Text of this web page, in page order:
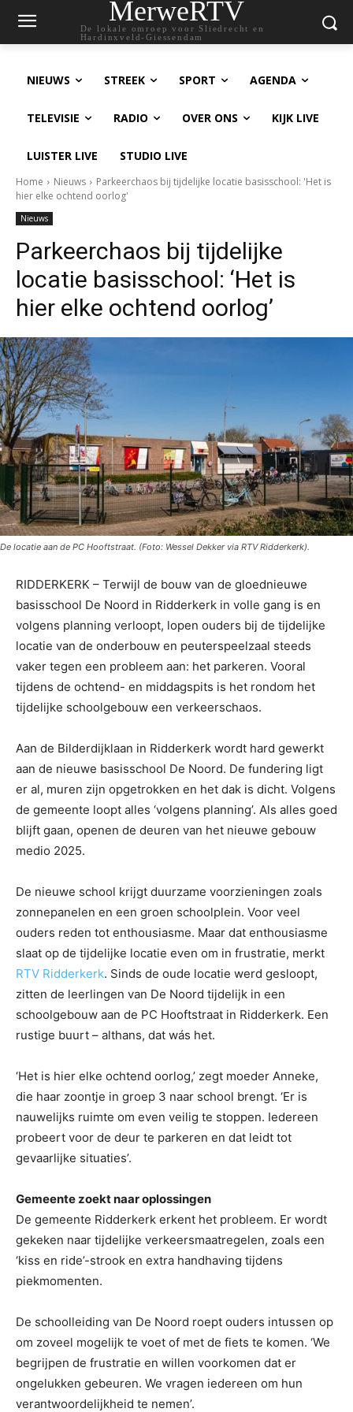
MerweRTV
De lokale omroep voor Sliedrecht en
Hardinxveld-Giessendam
NIEUWS STREEK SPORT AGENDA
TELEVISIE RADIO OVER ONS KIJK LIVE
LUISTER LIVE STUDIO LIVE
Home Nieuws
Parkeerchaos bij tijdelijke locatie basisschool: 'Het is
hier elke ochtend oorlog'
Nieuws
Parkeerchaos bij tijdelijke
locatie basisschool: ‘Het is
hier elke ochtend oorlog’
De locatie aan de PC Hooftstraat. (Foto: Wessel Dekker via RTV Ridderkerk).
RIDDERKERK – Terwijl de bouw van de gloednieuwe
basisschool De Noord in Ridderkerk in volle gang is en
volgens planning verloopt, lopen ouders bij de tijdelijke
locatie van de onderbouw en peuterspeelzaal steeds
vaker tegen een probleem aan: het parkeren. Vooral
tijdens de ochtend- en middagspits is het rondom het
tijdelijke schoolgebouw een verkeerschaos.
Aan de Bilderdijklaan in Ridderkerk wordt hard gewerkt
aan de nieuwe basisschool De Noord. De fundering ligt
er al, muren zijn opgetrokken en het dak is dicht. Volgens
de gemeente loopt alles ‘volgens planning’. Als alles goed
blijft gaan, openen de deuren van het nieuwe gebouw
medio 2025.
De nieuwe school krijgt duurzame voorzieningen zoals
zonnepanelen en een groen schoolplein. Voor veel
ouders reden tot enthousiasme. Maar dat enthousiasme
slaat op de tijdelijke locatie even om in frustratie, merkt
RTV Ridderkerk. Sinds de oude locatie werd gesloopt,
zitten de leerlingen van De Noord tijdelijk in een
schoolgebouw aan de PC Hooftstraat in Ridderkerk. Een
rustige buurt – althans, dat wás het.
‘Het is hier elke ochtend oorlog,’ zegt moeder Anneke,
die haar zoontje in groep 3 naar school brengt. ‘Er is
nauwelijks ruimte om even veilig te stoppen. Iedereen
probeert voor de deur te parkeren en dat leidt tot
gevaarlijke situaties’.
Gemeente zoekt naar oplossingen
De gemeente Ridderkerk erkent het probleem. Er wordt
gekeken naar tijdelijke verkeersmaatregelen, zoals een
‘kiss en ride’-strook en extra handhaving tijdens
piekmomenten.
De schoolleiding van De Noord roept ouders intussen op
om zoveel mogelijk te voet of met de fiets te komen. ‘We
begrijpen de frustratie en willen voorkomen dat er
ongelukken gebeuren. We vragen iedereen om hun
verantwoordelijkheid te nemen’.